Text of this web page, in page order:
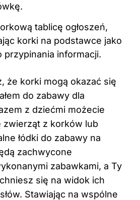
tablicę ogłoszeń,
korki na podstawce jako
przypinania informacji.
że korki mogą okazać się
do zabawy dla
z dziećmi możecie
zwierząt z korków lub
łódki do zabawy na
zachwycone
zabawkami, a Ty
się na widok ich
Stawiając na wspólne